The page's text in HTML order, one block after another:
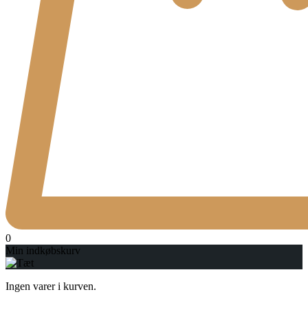
0
Min indkøbskurv
Ingen varer i kurven.